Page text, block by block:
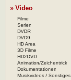
» Video
Filme
Serien
DVDR
DVD9
HD Area
3D Filme
HD2DVD
Animation/Zeichentrick
Dokumentationen
Musikvideos / Sonstiges